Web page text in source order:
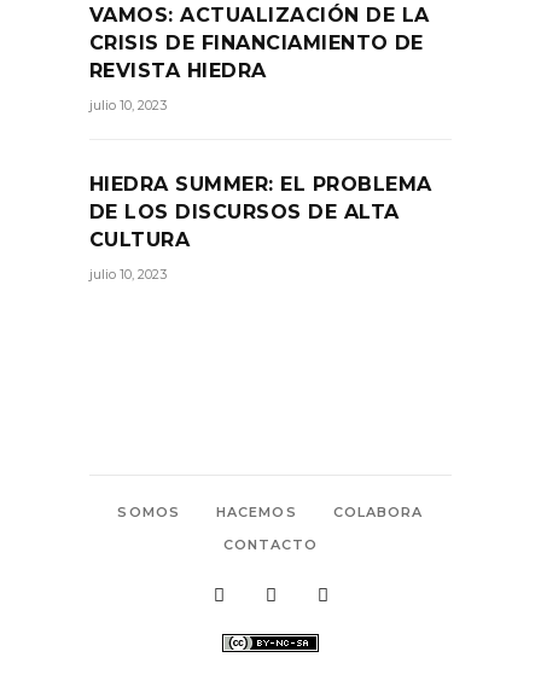
VAMOS: ACTUALIZACIÓN DE LA
CRISIS DE FINANCIAMIENTO DE
REVISTA HIEDRA
julio 10, 2023
HIEDRA SUMMER: EL PROBLEMA
DE LOS DISCURSOS DE ALTA
CULTURA
julio 10, 2023
SOMOS HACEMOS
COLABORA
CONTACTO